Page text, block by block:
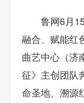
鲁网6月
融合、赋能红
曲艺中心（济
征》主创团队
命圣地、溯源